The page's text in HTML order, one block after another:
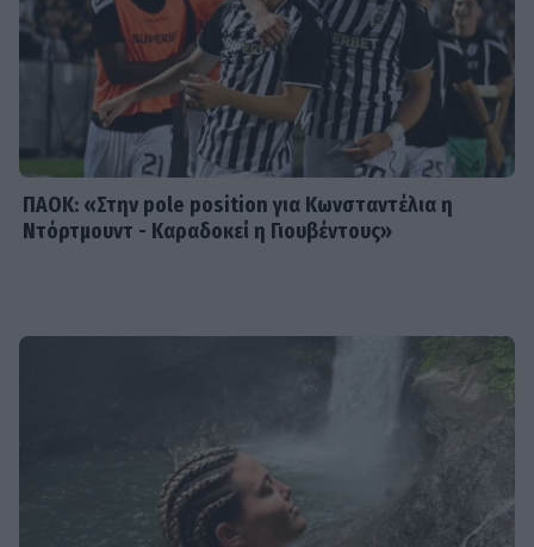
Βαριές καμπάνες για 4 συλληφθέντες
σε στέκι παράνομου τζόγου στη
Θεσσαλονίκη
ΠΑΟΚ: «Στην pole position για Κωνσταντέλια η
Ντόρτμουντ - Καραδοκεί η Γιουβέντους»